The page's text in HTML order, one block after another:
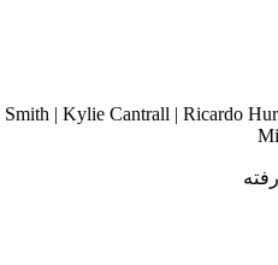
| Kylie Cantrall | Ricardo